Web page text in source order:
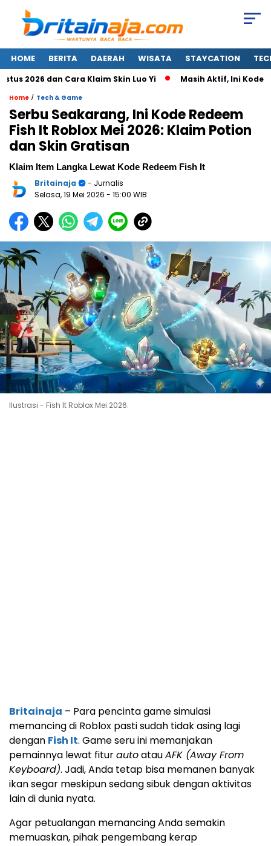
HOME BERITA DAERAH WISATA STAYCATION
2026 dan Cara Klaim Skin Luo Yi Masih Aktif, Ini Kode
Home / Tech & Game
Serbu Seakarang, Ini Kode Redeem
Fish It Roblox Mei 2026: Klaim Potion
dan Skin Gratisan
Klaim Item Langka Lewat Kode Redeem Fish It
Britainaja
- Jurnalis
Selasa, 19 Mei 2026 - 15:00 WIB
Ilustrasi - Fish It Roblox Mei 2026.
Britainaja – Para pencinta game simulasi
memancing di Roblox pasti sudah tidak asing lagi
dengan Fish It. Game seru ini memanjakan
pemainnya lewat fiturautoatauAFK (Away From
Keyboard). Jadi, Anda tetap bisa memanen banyak
ikan segar meskipun sedang sibuk dengan aktivitas
lain di dunia nyata.
Agar petualangan memancing Anda semakin
memuaskan, pihak pengembang kerap